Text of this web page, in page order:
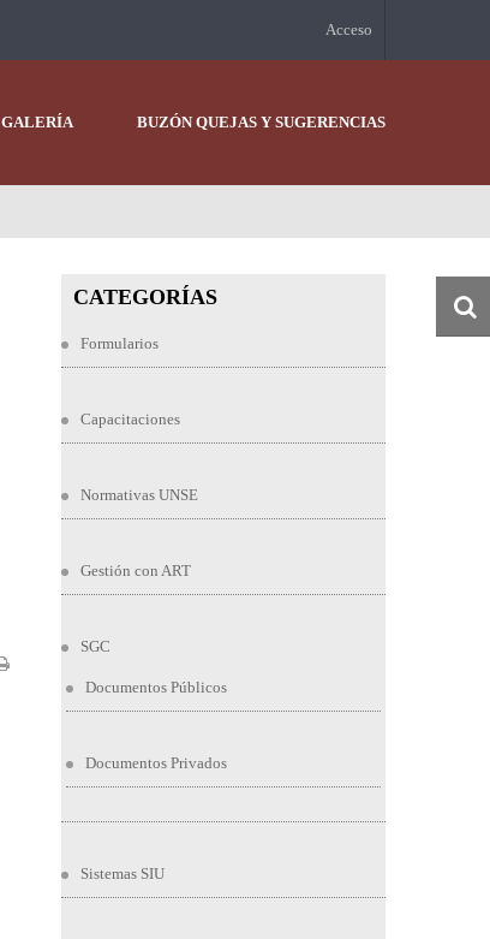
Acceso
GALERÍA BUZÓN QUEJAS Y SUGERENCIAS
CATEGORÍAS
Formularios
Capacitaciones
Normativas UNSE
Gestión con ART
SGC
Documentos Públicos
Documentos Privados
Sistemas SIU